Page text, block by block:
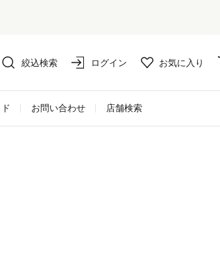
絞込検索 ログイン お気に入り
お問い合わせ 店舗検索